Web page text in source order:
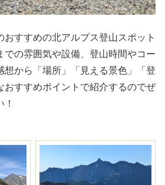
おすすめの北アルプス登山スポット
での雰囲気や設備、登山時間やコー
想から「場所」「見える景色」「登
おすすめポイントで紹介するのでぜ